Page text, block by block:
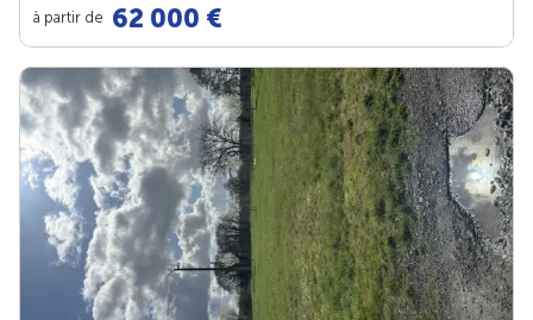
à partir de 62 000 €